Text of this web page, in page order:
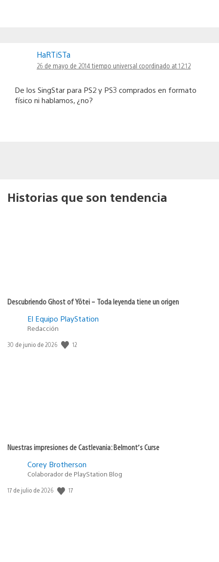
HaRTiSTa
26 de mayo de 2014 tiempo universal coordinado at 12:12
De los SingStar para PS2 y PS3 comprados en formato
físico ni hablamos, ¿no?
Historias que son tendencia
Descubriendo Ghost of Yōtei – Toda leyenda tiene un origen
El Equipo PlayStation
Redacción
Fecha
30 de junio de 2026 12
Nuestras impresiones de Castlevania: Belmont’s Curse
Corey Brotherson
Colaborador de PlayStation Blog
Fecha
17 de julio de 2026 17